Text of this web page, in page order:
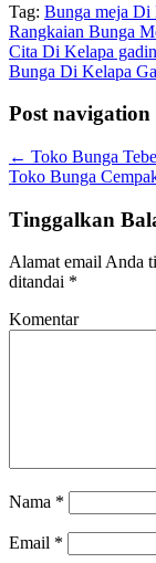
Tag: Bunga meja Di
Rangkaian Bunga
Cita Di Kelapa
Bunga Di Kelapa
Post navigation
← Toko Bunga
Toko Bunga
Tinggalkan
Alamat email Anda
ditandai *
Komentar
Nama *
Email *